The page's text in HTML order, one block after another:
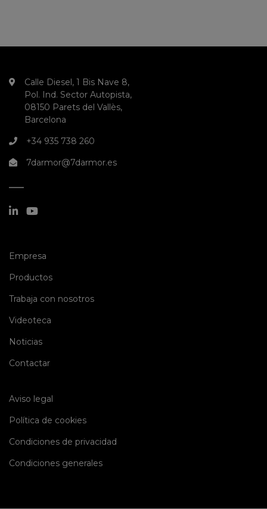
Calle Diesel, 1 Bis Nave 8,
Pol. Ind. Sector Autopista,
08150 Parets del Vallès,
Barcelona
+34 935 738 260
7darmor@7darmor.es
Empresa
Productos(current)
Trabaja con nosotros(current)
Videoteca
Noticias(current)
Contactar(current)
Aviso legal
Política de cookies
Condiciones de privacidad
Condiciones generales